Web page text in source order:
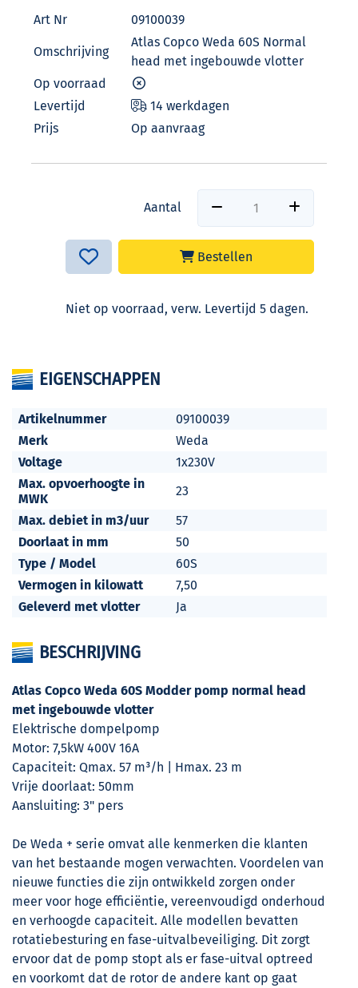
Art Nr 09100039
Omschrijving
Atlas Copco Weda 60S Normal
head met ingebouwde vlotter
Op voorraad
Levertijd
14 werkdagen
Prijs
Op aanvraag
Aantal
Bestellen
Niet op voorraad, verw. Levertijd 5 dagen.
EIGENSCHAPPEN
Artikelnummer
09100039
Merk
Weda
Voltage
1x230V
Max. opvoerhoogte in
MWK
23
Max. debiet in m3/uur
57
Doorlaat in mm
50
Type / Model
60S
Vermogen in kilowatt
7,50
Geleverd met vlotter
Ja
BESCHRIJVING
Atlas Copco Weda 60S Modder pomp normal head
met ingebouwde vlotter
Elektrische dompelpomp
Motor: 7,5kW 400V 16A
Capaciteit: Qmax. 57 m³/h | Hmax. 23 m
Vrije doorlaat: 50mm
Aansluiting: 3" pers
De Weda + serie omvat alle kenmerken die klanten
van het bestaande mogen verwachten. Voordelen van
nieuwe functies die zijn ontwikkeld zorgen onder
meer voor hoge efficiëntie, vereenvoudigd onderhoud
en verhoogde capaciteit. Alle modellen bevatten
rotatiebesturing en fase-uitvalbeveiliging. Dit zorgt
ervoor dat de pomp stopt als er fase-uitval optreed
en voorkomt dat de rotor de andere kant op gaat